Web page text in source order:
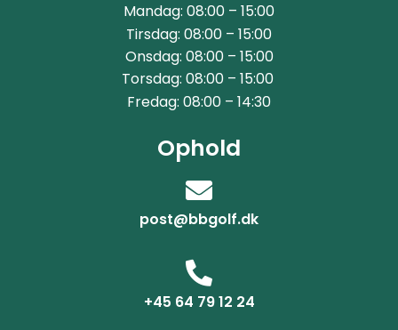
Mandag: 08:00 – 15:00
Tirsdag: 08:00 – 15:00
Onsdag: 08:00 – 15:00
Torsdag: 08:00 – 15:00
Fredag: 08:00 – 14:30
Ophold
post@bbgolf.dk
+45 64 79 12 24